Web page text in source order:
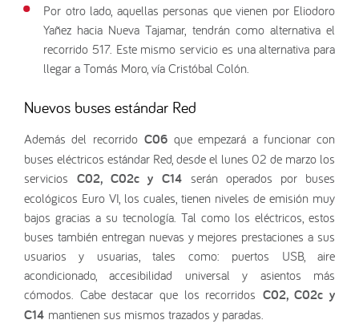
Por otro lado, aquellas personas que vienen por Eliodoro
Yañez hacia Nueva Tajamar, tendrán como alternativa el
recorrido 517. Este mismo servicio es una alternativa para
llegar a Tomás Moro, vía Cristóbal Colón.
Nuevos buses estándar Red
Además del recorrido C06que empezará a funcionar con
buses eléctricos estándar Red, desde el lunes 02 de marzo los
serviciosC02, C02c y C14serán operados por buses
ecológicos Euro VI, los cuales, tienen niveles de emisión muy
bajos gracias a su tecnología. Tal como los eléctricos, estos
buses también entregan nuevas y mejores prestaciones a sus
usuarios y usuarias, tales como: puertos USB, aire
acondicionado, accesibilidad universal y asientos más
cómodos. Cabe destacar que los recorridos C02, C02c y
C14 mantienen sus mismos trazados y paradas.